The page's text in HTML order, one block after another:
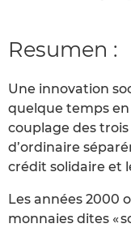
Resumen :
Une innovation
quelque temps
couplage des
d’ordinaire
crédit solidaire et
Les années 2000
monnaies dites «